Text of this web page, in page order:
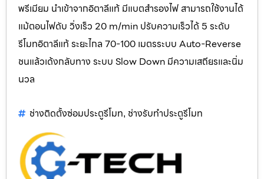
พรีเมียม นำเข้าจากอิตาลีแท้ มีแบตสำรองไฟ สามารถใช้งานได้
แม้ตอนไฟดับ วิ่งเร็ว 20 m/min ปรับความเร็วได้ 5 ระดับ
รีโมทอิตาลีแท้ ระยะไกล 70-100 เมตรระบบ Auto-Reverse
ชนแล้วเด้งกลับทาง ระบบ Slow Down มีความเสถียรและนิ่ม
นวล
ช่างติดตั้งซ่อมประตูรีโมท, ช่างรับทำประตูรีโมท